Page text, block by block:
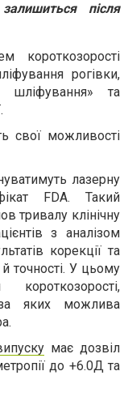
після
короткозорості
рогівки,
та
свої можливості
лазерну
FDA. Такий
тривалу клінічну
з аналізом
корекції та
точності. У цьому
за яких можлива
має дозвіл
до +6.0Д та